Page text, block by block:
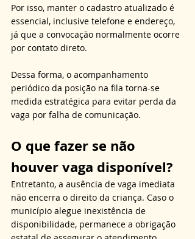
Por isso, manter o cadastro atualizado é
essencial, inclusive telefone e endereço,
já que a convocação normalmente ocorre
por contato direto.
Dessa forma, o acompanhamento
periódico da posição na fila torna-se
medida estratégica para evitar perda da
vaga por falha de comunicação.
O que fazer se não
houver vaga disponível?
Entretanto, a ausência de vaga imediata
não encerra o direito da criança. Caso o
município alegue inexistência de
disponibilidade, permanece a obrigação